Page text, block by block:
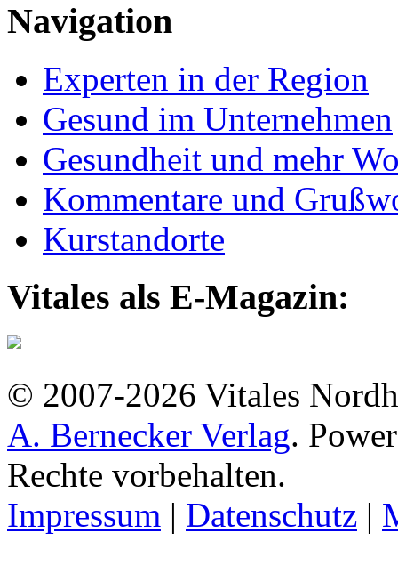
Navigation
Experten in der Region
Gesund im Unternehmen
Gesundheit und mehr
Kommentare und
Kurstandorte
Vitales als E-Magazin:
© 2007-2026 Vitales
A. Bernecker Verlag.
Rechte vorbehalten.
Impressum | Datenschutz |